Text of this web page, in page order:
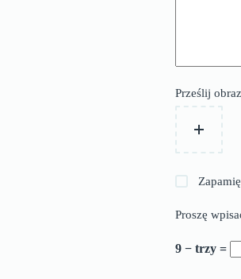
Prześlij
Proszę
9 − trzy =